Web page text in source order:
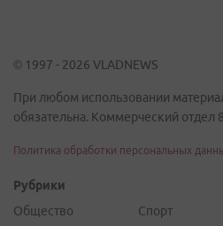
© 1997 - 2026 VLADNEWS
При любом использовании
обязательна. Коммерческий отдел
Политика обработки персональных
Рубрики
Общество
Спорт